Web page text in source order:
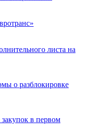
листа на
о разблокировке
в первом